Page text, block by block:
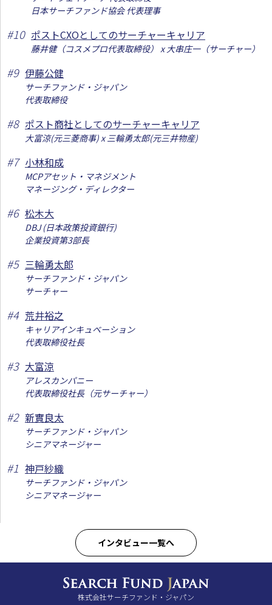
日本サーチファンド協会 代表理事
#10 ポストCXOとしてのサーチャーキャリア
藤井健（コスメプロ代表取締役） x 大串庄一（サーチャー）
#9 伊藤公健
サーチファンド・ジャパン
代表取締役
#8 ポスト商社としてのサーチャーキャリア
大富涼(元三菱商事) x 三輪勇太郎(元三井物産)
#7 小林和成
MCPアセット・マネジメント
マネージング・ディレクター
#6 松木大
DBJ (日本政策投資銀行)
企業投資第3部長
#5 三輪勇太郎
サーチファンド・ジャパン
サーチャー
#4 荒井裕之
キャリアインキュベーション
代表取締役社長
#3 大富涼
アレスカンパニー
代表取締役社長（元サーチャー）
#2 新實良太
サーチファンド・ジャパン
シニアマネージャー
#1 神戸紗織
サーチファンド・ジャパン
シニアマネージャー
インタビュー一覧へ
株式会社サーチファンド・ジャパン